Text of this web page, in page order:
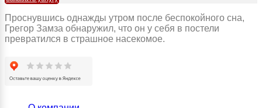
Проснувшись однажды утром после беспокойного сна,
Грегор Замза обнаружил, что он у себя в постели
превратился в страшное насекомое.